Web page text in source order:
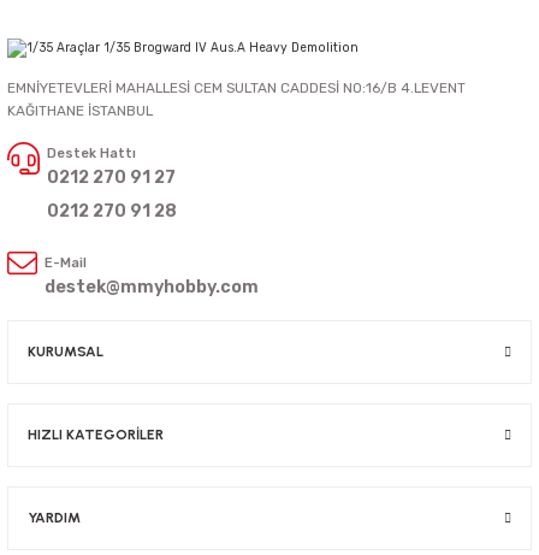
EMNİYETEVLERİ MAHALLESİ CEM SULTAN CADDESİ NO:16/B 4.LEVENT
KAĞITHANE İSTANBUL
Destek Hattı
0212 270 91 27
0212 270 91 28
E-Mail
destek@mmyhobby.com
KURUMSAL
HIZLI KATEGORİLER
YARDIM